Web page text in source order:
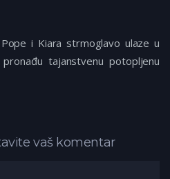
Pope i Kiara strmoglavo ulaze u
tajanstvenu potopljenu
vaš komentar